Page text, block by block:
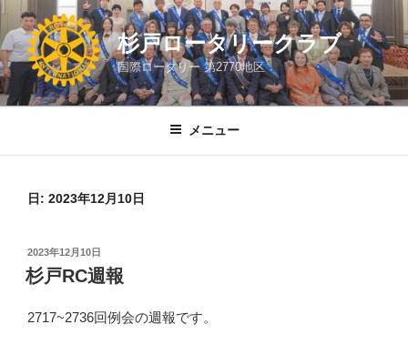
ン
テ
ン
ツ
杉戸ロータリークラブ
国際ロータリー 第2770地区
メニュー
日: 2023年12月10日
投
稿
日:
2023年12月10日
杉戸RC週報
2717~2736回例会の週報です。